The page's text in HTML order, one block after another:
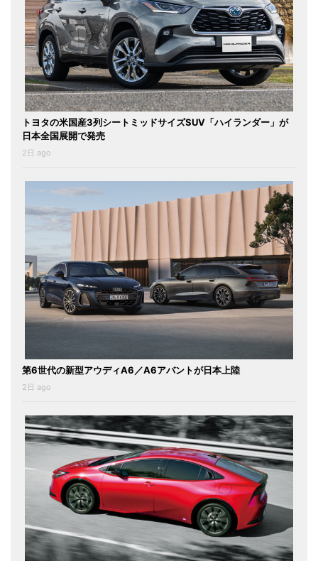
トヨタの米国産3列シートミッドサイズSUV「ハイランダー」が
日本全国展開で発売
2日 ago
第6世代の新型アウディA6／A6アバントが日本上陸
2日 ago